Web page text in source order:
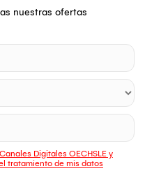
nuestras ofertas
Digitales OECHSLE y
tratamiento de mis datos